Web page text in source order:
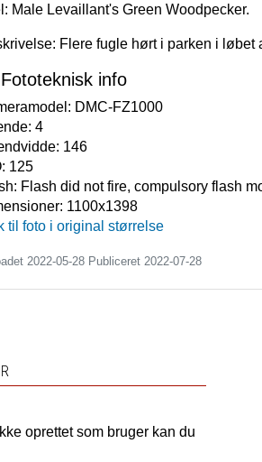
Male Levaillant's Green Woodpecker.
Flere fugle hørt i parken i løbet
info
DMC-FZ1000
4
146
125
Flash did not fire, compulsory flash
1100x1398
til foto i original størrelse
2022-05-28 Publiceret 2022-07-28
oprettet som bruger kan du